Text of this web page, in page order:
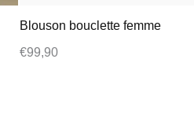
Blouson bouclette femme
€99,90